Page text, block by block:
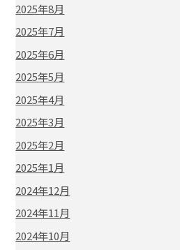
2025年8月
2025年7月
2025年6月
2025年5月
2025年4月
2025年3月
2025年2月
2025年1月
2024年12月
2024年11月
2024年10月